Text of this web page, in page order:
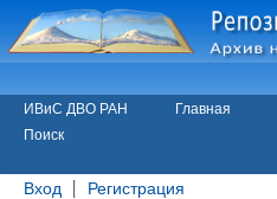
ИВиС ДВО РАН Главная
Поиск
Вход Регистрация